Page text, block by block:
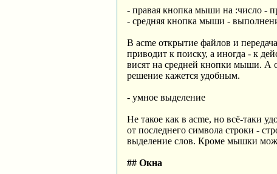
- правая кнопка мыши на :число -
- средняя кнопка мыши -
В acme открытие файлов и
приводит к поиску, а иногда - к
висят на средней кнопки мыши. А
решение кажется удобным.
- умное выделение
Не такое как в acme, но всё-таки
от последнего символа строки -
выделение слов. Кроме мышки
## Окна